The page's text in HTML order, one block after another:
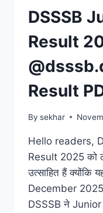
DSSSB
Result
Result
By sekhar
Hello readers,
Result 2025 को
उत्साहित हैं
December 2025
DSSSB ने